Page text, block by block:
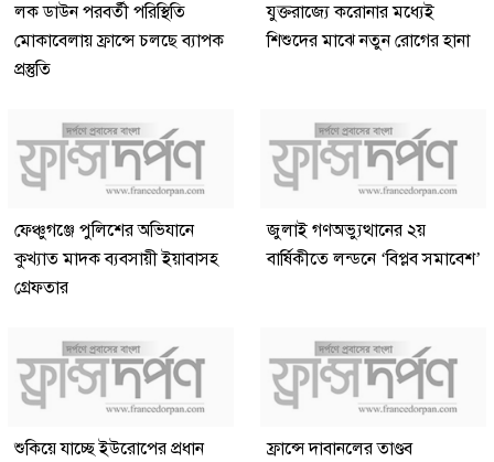
লক ডাউন পরবর্তী পরিস্থিতি
মোকাবেলায় ফ্রান্সে চলছে ব্যাপক
প্রস্তুতি
যুক্তরাজ্যে করোনার মধ্যেই
শিশুদের মাঝে নতুন রোগের হানা
ফেঞ্চুগঞ্জে পুলিশের অভিযানে
কুখ্যাত মাদক ব্যবসায়ী ইয়াবাসহ
গ্রেফতার
জুলাই গণঅভ্যুত্থানের ২য়
বার্ষিকীতে লন্ডনে ‘বিপ্লব সমাবেশ’
শুকিয়ে যাচ্ছে ইউরোপের প্রধান
ফ্রান্সে দাবানলের তাণ্ডব